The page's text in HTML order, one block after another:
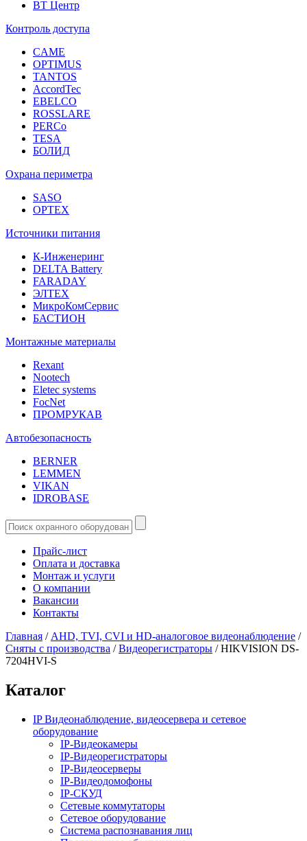
ВТ Центр
Контроль доступа
CAME
OPTIMUS
TANTOS
AccordTec
EBELCO
ROSSLARE
PERCo
TESA
БОЛИД
Охрана периметра
SASO
OPTEX
Источники питания
К-Инженеринг
DELTA Battery
FARADAY
ЭЛТЕХ
МикроКомСервис
БАСТИОН
Монтажные материалы
Rexant
Nootech
Eletec systems
FocNet
ПРОМРУКАВ
Автобезопасность
BERNER
LEMMEN
VIKAN
IDROBASE
Прайс-лист
Оплата и доставка
Монтаж и услуги
О компании
Вакансии
Контакты
Главная / AHD, TVI, CVI и HD-аналоговое видеонаблюдение /
Сняты с производства /Видеорегистраторы /HIKVISION DS-
7204HVI-S
Каталог
IP Видеонаблюдение, видеосервера и сетевое
оборудование
IP-Видеокамеры
IP-Видеорегистраторы
IP-Видеосерверы
IP-Видеодомофоны
IP-СКУД
Сетевые коммутаторы
Сетевое оборудование
Система распознавания лиц